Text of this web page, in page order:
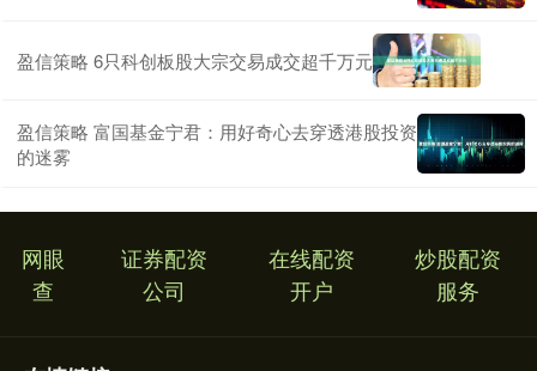
盈信策略 6只科创板股大宗交易成交超千万元
盈信策略 富国基金宁君：用好奇心去穿透港股投资
的迷雾
网眼
查
证券配资
公司
在线配资
开户
炒股配资
服务